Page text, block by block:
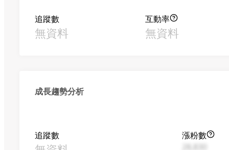
追蹤數
無資料
互動率
無資料
成長趨勢分析
追蹤數
漲粉數